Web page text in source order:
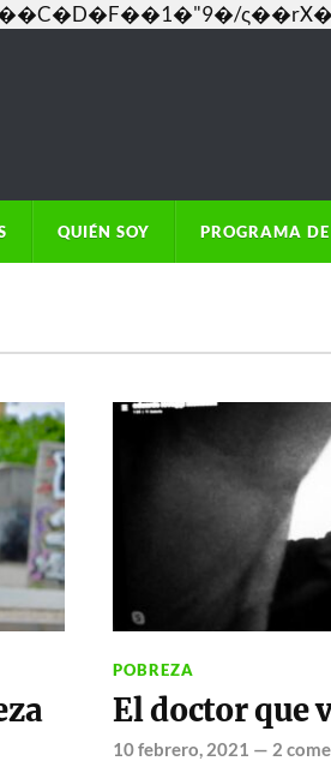
QUIÉN SOY PROGRAMA
POBREZA
El doctor que
10 febrero, 2021 — 2